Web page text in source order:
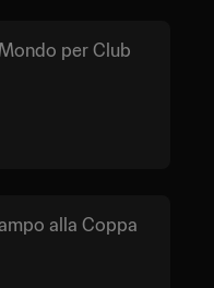
per Club
alla Coppa